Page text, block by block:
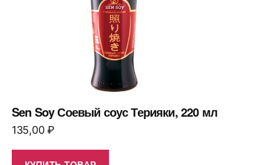
Sen Soy Соевый соус Терияки, 220 мл
135,00₽